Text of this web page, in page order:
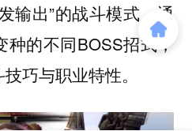
出”的战斗模式，通
种的不同BOSS招式，
巧与职业特性。